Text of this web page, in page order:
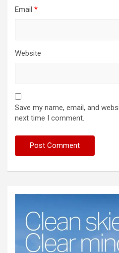
Email *
Website
Save my name, email, and
next time I comment.